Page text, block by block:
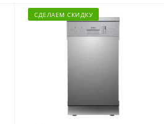
СДЕЛАЕМ СКИДКУ